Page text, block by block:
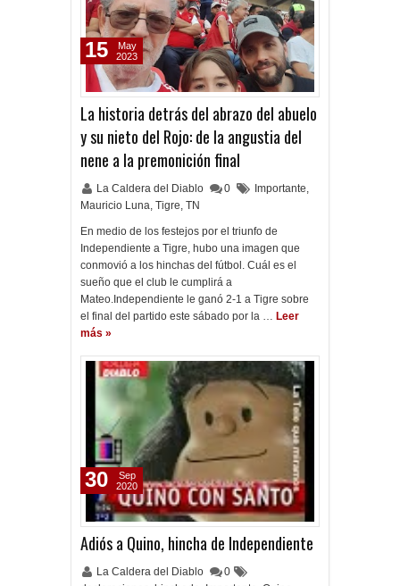
La historia detrás del abrazo del abuelo
y su nieto del Rojo: de la angustia del
nene a la premonición final
La Caldera del Diablo 0 Importante,
Mauricio Luna, Tigre, TN
En medio de los festejos por el triunfo de
Independiente a Tigre, hubo una imagen que
conmovió a los hinchas del fútbol. Cuál es el
sueño que el club le cumplirá a
Mateo.Independiente le ganó 2-1 a Tigre sobre
el final del partido este sábado por la … Leer
más »
15
May
2023
Adiós a Quino, hincha de Independiente
La Caldera del Diablo
0
30
Sep
2020